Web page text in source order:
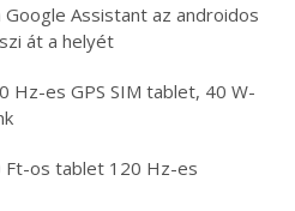
Assistant az androidos
át a helyét
Hz-es GPS SIM tablet, 40 W-
Ft-os tablet 120 Hz-es